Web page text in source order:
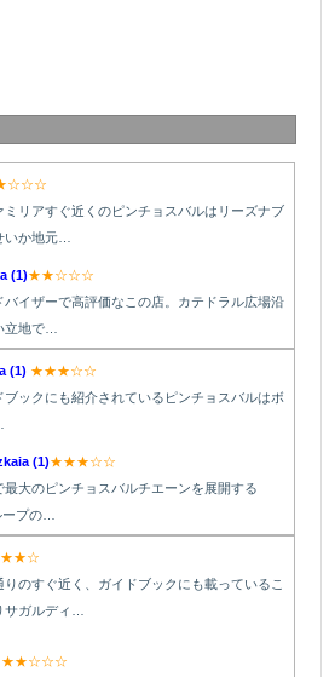
ミリアすぐ近くのピンチョスバルはリーズナブ
いか地元…
(1)★★☆☆☆
バイザーで高評価なこの店。カテドラル広場沿
立地で…
(1) ★★★☆☆
ブックにも紹介されているピンチョスバルはボ
(1)★★★☆☆
最大のピンチョスバルチエーンを展開する
プの…
りのすぐ近く、ガイドブックにも載っているこ
サガルディ…
★★☆☆☆